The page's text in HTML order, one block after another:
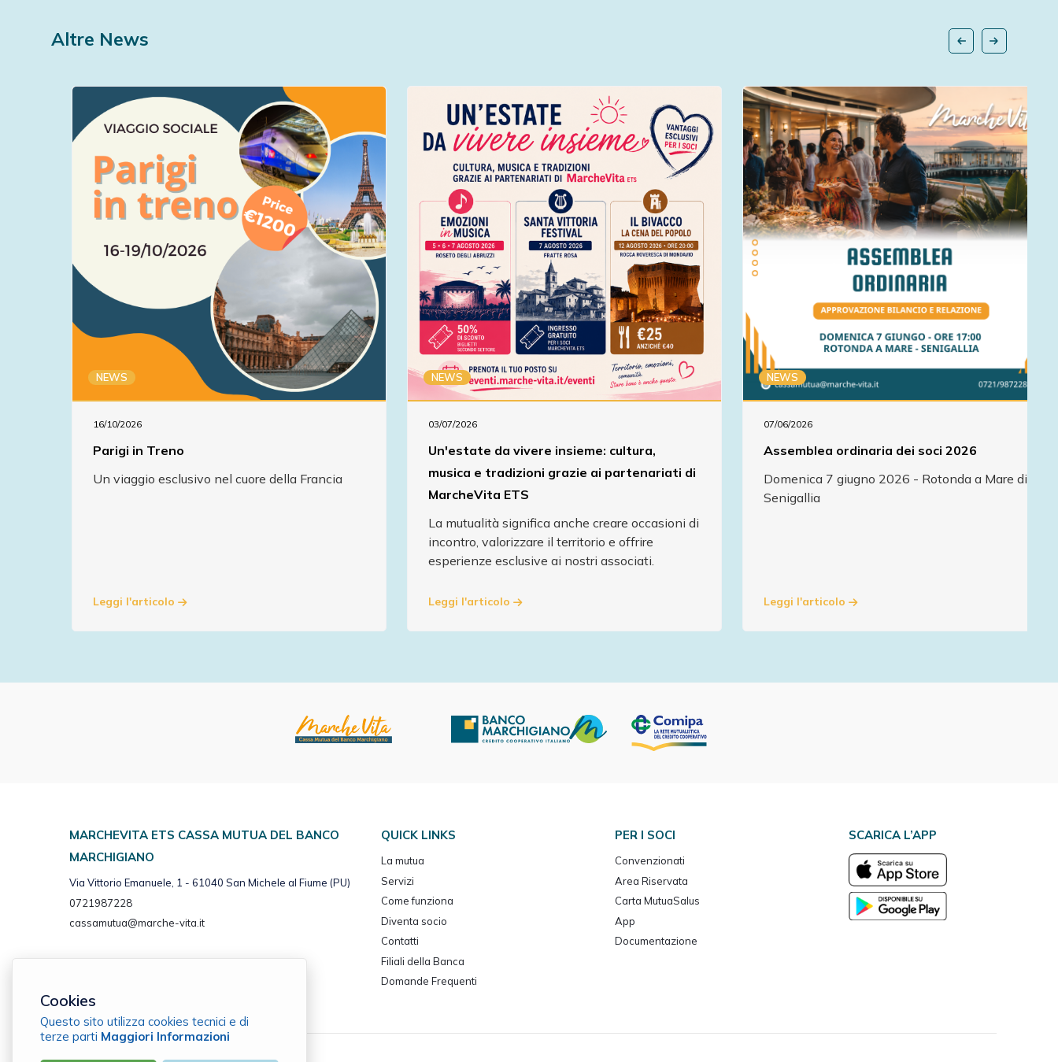
Altre News
NEWS
16/10/2026
Parigi in Treno
Un viaggio esclusivo nel cuore della Francia
Leggi l'articolo
NEWS
03/07/2026
Un'estate da vivere insieme: cultura,
musica e tradizioni grazie ai partenariati di
MarcheVita ETS
La mutualità significa anche creare occasioni di
incontro, valorizzare il territorio e offrire
esperienze esclusive ai nostri associati.
Leggi l'articolo
NEWS
07/06/2026
Assemblea ordinaria dei soci 2026
Domenica 7 giugno 2026 - Rotonda a Mare di
Senigallia
Leggi l'articolo
MARCHEVITA ETS CASSA MUTUA DEL BANCO
MARCHIGIANO
Via Vittorio Emanuele, 1 - 61040 San Michele al Fiume (PU)
0721987228
cassamutua@marche-vita.it
QUICK LINKS
La mutua
Servizi
Come funziona
Diventa socio
Contatti
Filiali della Banca
Domande Frequenti
PER I SOCI
Convenzionati
Area Riservata
Carta MutuaSalus
App
Documentazione
SCARICA L’APP
Cookies
Questo sito utilizza cookies tecnici e di
terze parti Maggiori Informazioni